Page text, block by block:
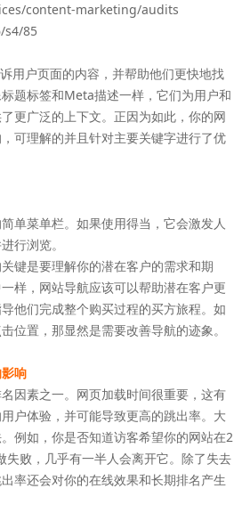
content-marketing/audits
85
户页面的内容，并帮助他们更快地找
题标签和Meta描述一样，它们为用户和
更广泛的上下文。正因为如此，你的网
可理解的并且针对主要关键字进行了优
菜单栏。如果使用得当，它会激发人
行浏览。
是要理解你的潜在客户的需求和期
样，网站导航应该可以帮助潜在客户更
他们完成整个购买过程的买方旅程。如
位置，那显然是需要改善导航的迹象。
响
素之一。网页加载时间很重要，这有
户体验，并可能导致更高的跳出率。大
例如，你是否知道访客希望你的网站在2
失败，几乎有一半人会离开它。除了失去
率还会对你的在线效果和长期排名产生